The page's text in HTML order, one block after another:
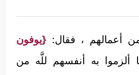
أعمالهم ، فقال: {يوفون
ألزموا به أنفسهم للَّه من